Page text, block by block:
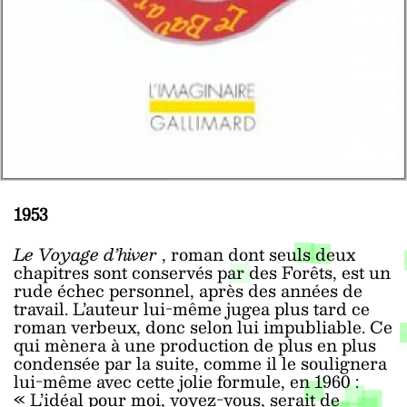
1953
Le Voyage d’hiver, roman dont seuls deux
chapitres sont conservés par des Forêts, est un
rude échec personnel, après des années de
travail. L’auteur lui-même jugea plus tard ce
roman verbeux, donc selon lui impubliable. Ce
qui mènera à une production de plus en plus
condensée par la suite, comme il le soulignera
lui-même avec cette jolie formule, en 1960 :
« L’idéal pour moi, voyez-vous, serait de